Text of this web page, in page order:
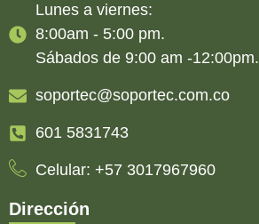
Lunes a viernes:
8:00am - 5:00 pm.
Sábados de 9:00 am -12:00pm.
soportec@soportec.com.co
601 5831743
Celular: +57 3017967960
Dirección